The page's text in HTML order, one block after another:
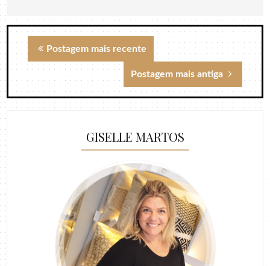
Postagem mais recente
Postagem mais antiga
GISELLE MARTOS